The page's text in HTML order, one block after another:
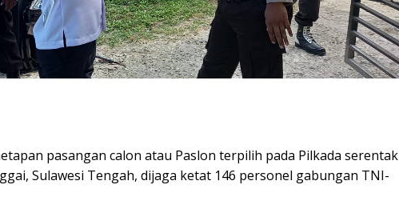
pasangan calon atau Paslon terpilih pada Pilkada serentak
Sulawesi Tengah, dijaga ketat 146 personel gabungan TNI-